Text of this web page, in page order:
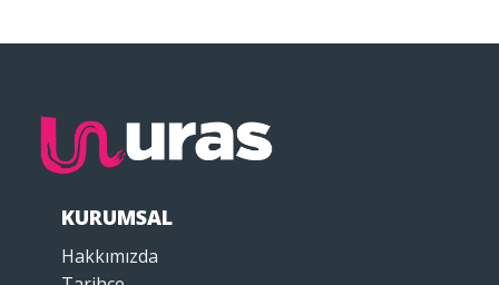
KURUMSAL
Hakkımızda